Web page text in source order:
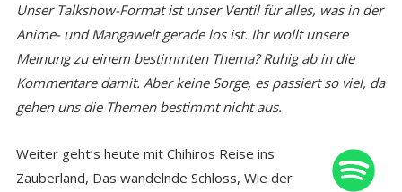
Unser Talkshow-Format ist unser Ventil für alles, was in der
Anime- und Mangawelt gerade los ist. Ihr wollt unsere
Meinung zu einem bestimmten Thema? Ruhig ab in die
Kommentare damit. Aber keine Sorge, es passiert so viel, da
gehen uns die Themen bestimmt nicht aus.
Weiter geht’s heute mit Chihiros Reise ins
Zauberland, Das wandelnde Schloss, Wie der